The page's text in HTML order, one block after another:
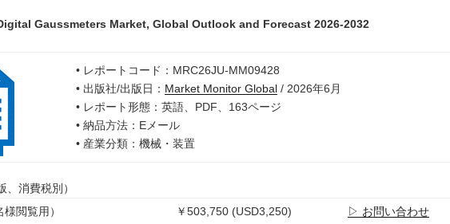
Gaussmeters Market, Global Outlook and Forecast 2026-2032
• レポートコード：MRC26JU-MM09428
• 出版社/出版日： Market Monitor Global/ 2026年6月
• レポート形態：英語、PDF、163ページ
• 納品方法：Eメール
• 産業分類：機械・装置
、消費税別）
閲覧用）
￥503,750 (USD3,250) ▷ お問い合わせ